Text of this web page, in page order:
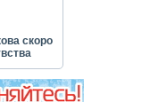
скоро